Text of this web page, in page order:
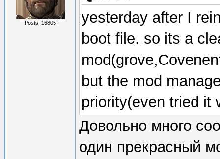
Posts: 16805
yesterday after I
boot file. so its a
but the mod
priority(even tried it
Довольно много
один прекрасный